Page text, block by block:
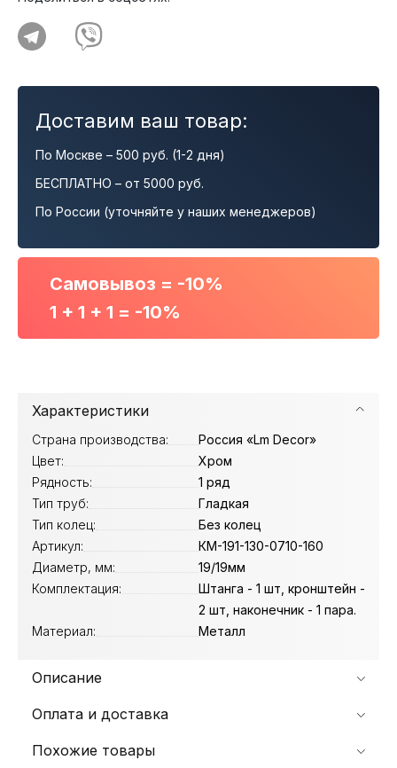
Доставим ваш товар:
По Москве – 500 руб. (1-2 дня)
БЕСПЛАТНО – от 5000 руб.
По России (уточняйте у наших менеджеров)
Самовывоз = -10%
1 + 1 + 1 = -10%
Характеристики
Страна производства:
Россия «Lm Decor»
Цвет:
Хром
Рядность:
1 ряд
Тип труб:
Гладкая
Тип колец:
Без колец
Артикул:
КМ-191-130-0710-160
Диаметр, мм:
19/19мм
Комплектация:
Штанга - 1 шт, кронштейн -
2 шт, наконечник - 1 пара.
Материал:
Металл
Описание
Оплата и доставка
Похожие товары